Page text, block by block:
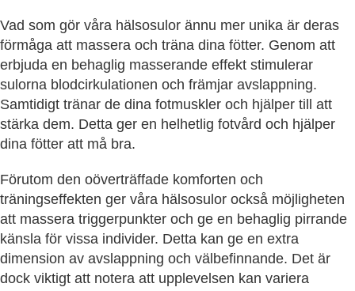
Vad som gör våra hälsosulor ännu mer unika är deras
förmåga att massera och träna dina fötter. Genom att
erbjuda en behaglig masserande effekt stimulerar
sulorna blodcirkulationen och främjar avslappning.
Samtidigt tränar de dina fotmuskler och hjälper till att
stärka dem. Detta ger en helhetlig fotvård och hjälper
dina fötter att må bra.
Förutom den oöverträffade komforten och
träningseffekten ger våra hälsosulor också möjligheten
att massera triggerpunkter och ge en behaglig pirrande
känsla för vissa individer. Detta kan ge en extra
dimension av avslappning och välbefinnande. Det är
dock viktigt att notera att upplevelsen kan variera